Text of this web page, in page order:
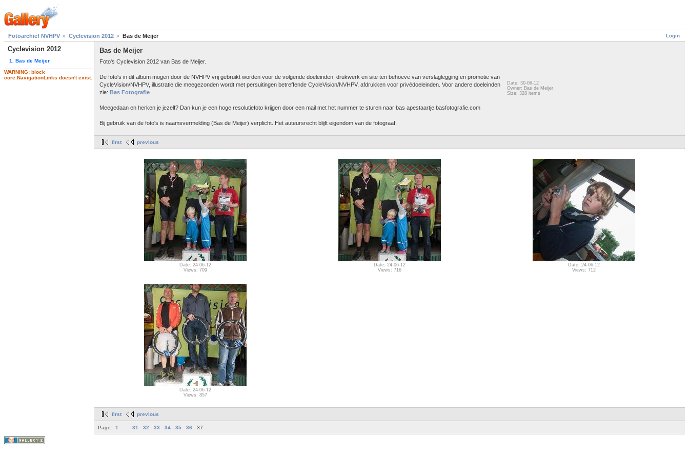
Login
Fotoarchief NVHPV Cyclevision 2012 Bas de Meijer
Cyclevision 2012
1. Bas de Meijer
WARNING: block
core.NavigationLinks doesn't exist.
Bas de Meijer
Foto's Cyclevision 2012 van Bas de Meijer.
De foto's in dit album mogen door de NVHPV vrij gebruikt worden voor de volgende doeleinden: drukwerk en site ten behoeve van verslaglegging en promotie van
CycleVision/NVHPV, illustratie die meegezonden wordt met persuitingen betreffende CycleVision/NVHPV, afdrukken voor privédoeleinden. Voor andere doeleinden
zie: Bas Fotografie
Meegedaan en herken je jezelf? Dan kun je een hoge resolutiefoto krijgen door een mail met het nummer te sturen naar bas apestaartje basfotografie.com
Bij gebruik van de foto's is naamsvermelding (Bas de Meijer) verplicht. Het auteursrecht blijft eigendom van de fotograaf.
Date: 30-06-12
Owner: Bas de Meijer
Size: 328 items
first previous
Date: 24-06-12
Views: 709
Date: 24-06-12
Views: 716
Date: 24-06-12
Views: 712
Date: 24-06-12
Views: 857
first previous
Page: 1 31 32 33 34 35 36 37